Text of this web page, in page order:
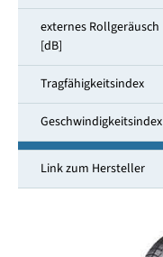
externes Rollgeräusch
[dB]
Tragfähigkeitsindex
Geschwindigkeitsindex
Link zum Hersteller